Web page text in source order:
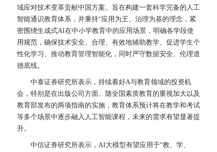
域应对技术变革贡献中国方案。旨在构建一套科学完备的人工
智能通识教育体系，并秉持“应用为王、治理为基的理念，紧
密围绕生成式AI在中小学教育中的应用场景，明确各学段使
用规范，确保技术安全、合理、有效地辅助教学、促进学生个
性化学习、推动教育管理智能化，同时严守数据安全、伦理道
德底线。
中泰证券研究所表示，持续看好A与教育领域的投资机
会，特别是在出版公司方面。随全国素质教育的重视加大以及
教育部发布的两项指南的实施，教育体系预计将在教学和考试
等多个场景中逐步融入人工智能课程，未来的需求有望显著提
升。
中信证券研究所表示，AI大模型有望应用于“教、学、